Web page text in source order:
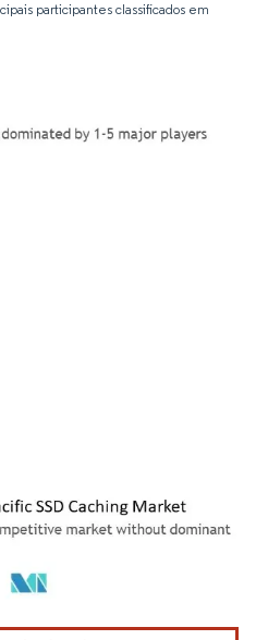
participantes classificados em
requer atribuição conforme CC BY 4.0.